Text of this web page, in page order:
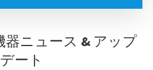
器ニュース & アップ
デート